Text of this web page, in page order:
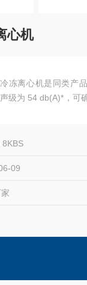
心机
冻离心机是同类产
级为 54 db(A)*，可
8KBS
09